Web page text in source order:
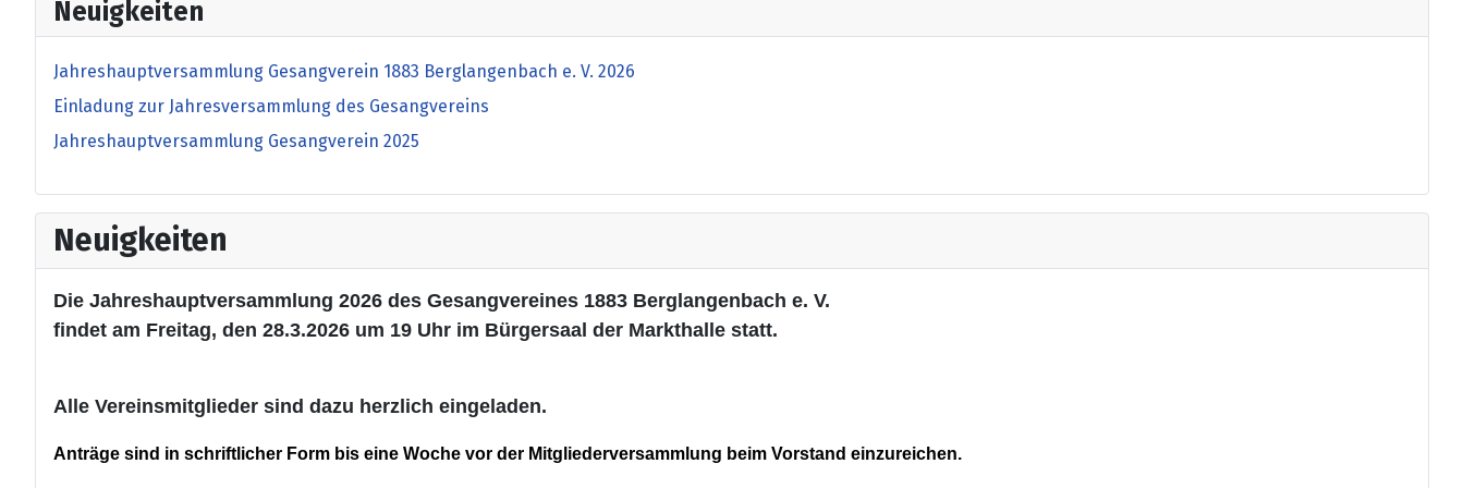
Neuigkeiten
Jahreshauptversammlung Gesangverein 1883 Berglangenbach e. V. 2026
Einladung zur Jahresversammlung des Gesangvereins
Jahreshauptversammlung Gesangverein 2025
Neuigkeiten
Die Jahreshauptversammlung 2026 des Gesangvereines 1883 Berglangenbach e. V.
findet am Freitag, den 28.3.2026 um 19 Uhr im Bürgersaal der Markthalle statt.
Alle Vereinsmitglieder sind dazu herzlich eingeladen.
Anträge sind in schriftlicher Form bis eine Woche vor der Mitgliederversammlung beim Vorstand einzureichen.